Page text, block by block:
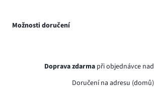
Možnosti doručení
Doprava zdarma při objednávce nad
Doručení na adresu (domů)